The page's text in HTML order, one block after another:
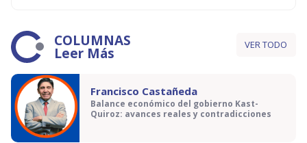
COLUMNAS
Leer Más VER TODO
Francisco Castañeda
Balance económico del gobierno Kast-
Quiroz: avances reales y contradicciones